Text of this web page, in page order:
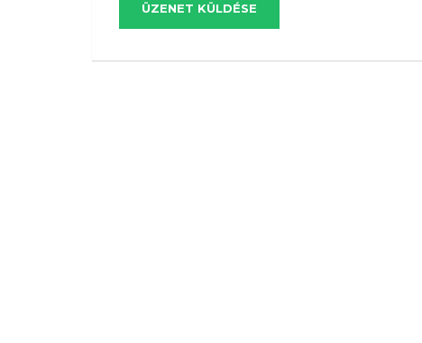
ÜZENET KÜLDÉSE